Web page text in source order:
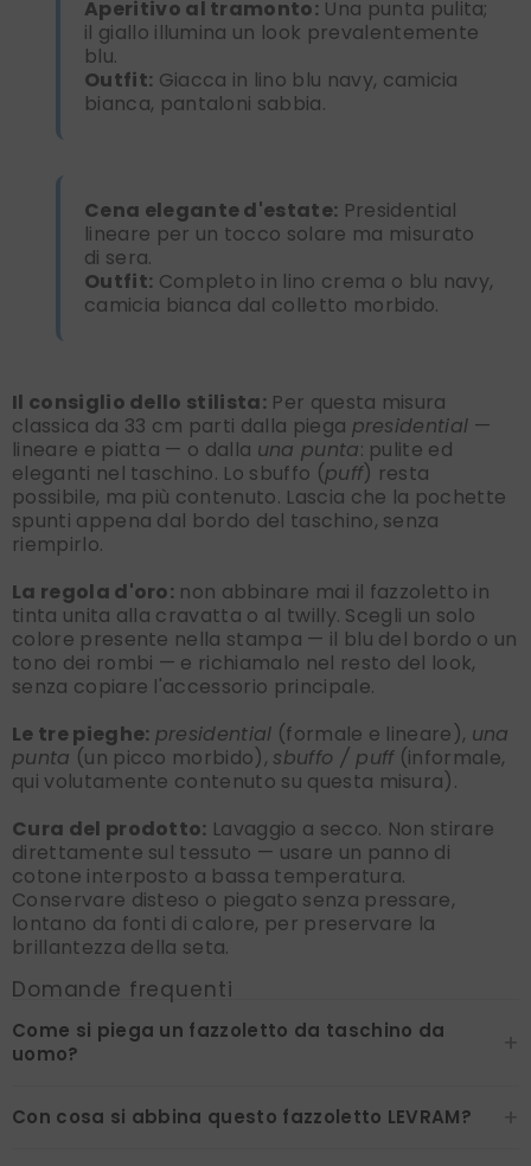
Aperitivo al tramonto: Una punta pulita;
il giallo illumina un look prevalentemente
blu.
Outfit: Giacca in lino blu navy, camicia
bianca, pantaloni sabbia.
Cena elegante d'estate: Presidential
lineare per un tocco solare ma misurato
di sera.
Outfit: Completo in lino crema o blu navy,
camicia bianca dal colletto morbido.
Il consiglio dello stilista:Per questa misura
classica da 33 cm parti dalla piega presidential —
lineare e piatta — o dalla una punta: pulite ed
eleganti nel taschino. Lo sbuffo (puff) resta
possibile, ma più contenuto. Lascia che la pochette
spunti appena dal bordo del taschino, senza
riempirlo.
La regola d'oro: non abbinare mai il fazzoletto in
tinta unita alla cravatta o al twilly. Scegli un solo
colore presente nella stampa — il blu del bordo o un
tono dei rombi — e richiamalo nel resto del look,
senza copiare l'accessorio principale.
Le tre pieghe: presidential (formale e lineare), una
punta (un picco morbido), sbuffo / puff(informale,
qui volutamente contenuto su questa misura).
Cura del prodotto: Lavaggio a secco. Non stirare
direttamente sul tessuto — usare un panno di
cotone interposto a bassa temperatura.
Conservare disteso o piegato senza pressare,
lontano da fonti di calore, per preservare la
brillantezza della seta.
Domande frequenti
Come si piega un fazzoletto da taschino da
uomo?
+
Con cosa si abbina questo fazzoletto LEVRAM? +